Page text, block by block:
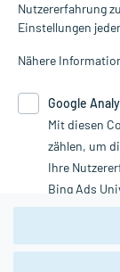
Alle Preise gelten
Informationen auf
die Untersuchung
Therapien
Google
unserer
nutzen Sie das
Vertrag
Nutzererfahrung
Einstellungen
Nähere
Google
Mit diesen
zählen, um
Ihre
Bing Ads
Youtube-
Wir